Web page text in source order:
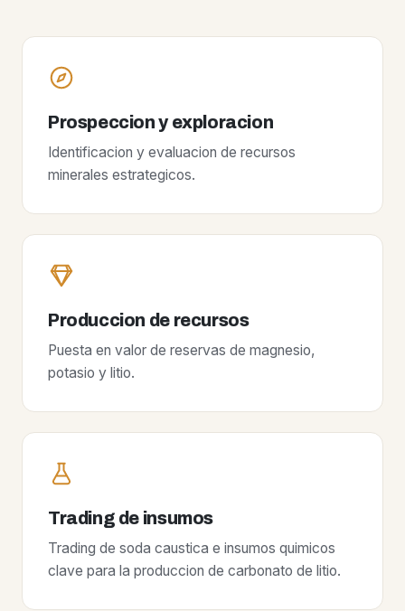
Prospeccion y exploracion
Identificacion y evaluacion de recursos
minerales estrategicos.
Produccion de recursos
Puesta en valor de reservas de magnesio,
potasio y litio.
Trading de insumos
Trading de soda caustica e insumos quimicos
clave para la produccion de carbonato de litio.